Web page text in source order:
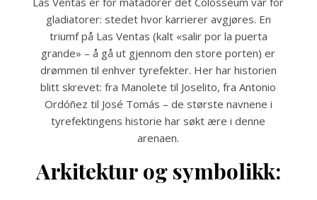
gladiatorer: stedet hvor karrierer avgjøres. En
triumf på Las Ventas (kalt «salir por la puerta
grande» – å gå ut gjennom den store porten) er
drømmen til enhver tyrefekter. Her har historien
blitt skrevet: fra Manolete til Joselito, fra Antonio
Ordóñez til José Tomás – de største navnene i
tyrefektingens historie har søkt ære i denne
arenaen.
Arkitektur og symbolikk: